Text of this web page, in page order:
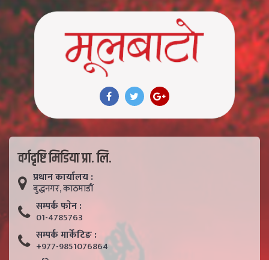
वर्गदृष्टि मिडिया प्रा. लि.
प्रधान कार्यालय :
बुद्धनगर, काठमाडाैं
सम्पर्क फाेन :
01-4785763
सम्पर्क मार्केटिङ :
+977-9851076864